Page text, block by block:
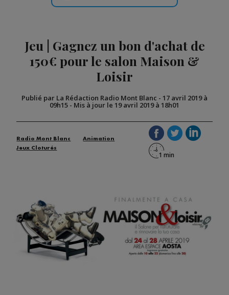
Jeu | Gagnez un bon d'achat de
150€ pour le salon Maison &
Loisir
Publié par La Rédaction Radio Mont Blanc - 17 avril 2019 à
09h15 - Mis à jour le 19 avril 2019 à 18h01
Radio Mont Blanc
Animation
Jeux Cloturés